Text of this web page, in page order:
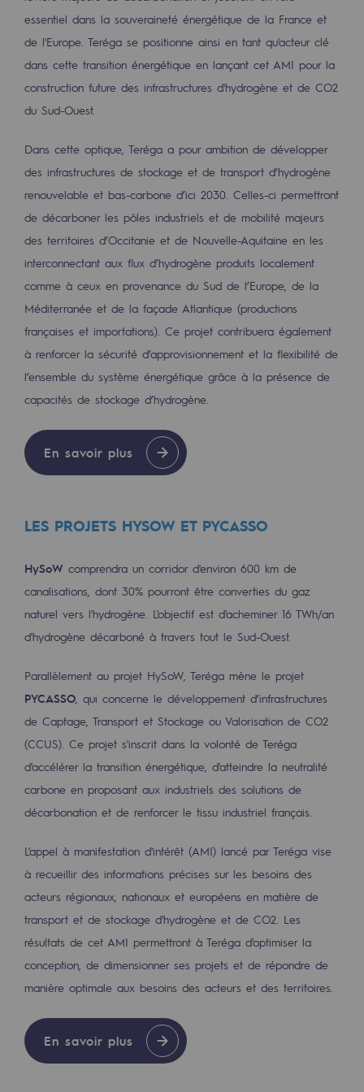
2050 : un monde d’énergies
Objectif Hydrogène
CCUS Objectif Zéro CO2
Objectif Biométhane
Le Labo
Acteur engagé
Acteur engagé
Ambition RSE
Responsabilité environnementale
Responsabilité environnementale
BE POSITIF, le programme de
Décarbonation : une priorité
Gestion de l'énergie
Préservation de la biodiversité
Responsabilité sociale et
Energiz Mouv
Energiz Mouv
Le programme social et territorial de
Territorial
Territorial
Engagements auprès des territoires
Social
Social
Notre investissement dans les
Inclusion
Mixité et égalité Femme-Homme
QVCT
Sécurité
Sécurité
essentiel dans la souveraineté énergétique de la France et
de l'Europe. Teréga se positionne ainsi en tant qu'acteur clé
dans cette transition énergétique en lançant cet AMI pour la
construction future des infrastructures d'hydrogène et de CO2
du Sud-Ouest.
Dans cette optique, Teréga a pour ambition de développer
des infrastructures de stockage et de transport d’hydrogène
renouvelable et bas-carbone d’ici 2030. Celles-ci permettront
de décarboner les pôles industriels et de mobilité majeurs
des territoires d’Occitanie et de Nouvelle-Aquitaine en les
interconnectant aux flux d’hydrogène produits localement
comme à ceux en provenance du Sud de l’Europe, de la
Méditerranée et de la façade Atlantique (productions
françaises et importations). Ce projet contribuera également
à renforcer la sécurité d’approvisionnement et la flexibilité de
l’ensemble du système énergétique grâce à la présence de
capacités de stockage d’hydrogène.
En savoir plus
LES PROJETS HYSOW ET PYCASSO
HySoW comprendra un corridor d'environ 600 km de
canalisations, dont 30% pourront être converties du gaz
naturel vers l'hydrogène. L'objectif est d'acheminer 16 TWh/an
d'hydrogène décarboné à travers tout le Sud-Ouest.
Parallèlement au projet HySoW, Teréga mène le projet
PYCASSO , qui concerne le développement d’infrastructures
de Captage, Transport et Stockage ou Valorisation de CO2
(CCUS). Ce projet s'inscrit dans la volonté de Teréga
d'accélérer la transition énergétique, d'atteindre la neutralité
carbone en proposant aux industriels des solutions de
décarbonation et de renforcer le tissu industriel français.
L'appel à manifestation d'intérêt (AMI) lancé par Teréga vise
à recueillir des informations précises sur les besoins des
acteurs régionaux, nationaux et européens en matière de
transport et de stockage d'hydrogène et de CO2. Les
résultats de cet AMI permettront à Teréga d'optimiser la
conception, de dimensionner ses projets et de répondre de
manière optimale aux besoins des acteurs et des territoires.
En savoir plus